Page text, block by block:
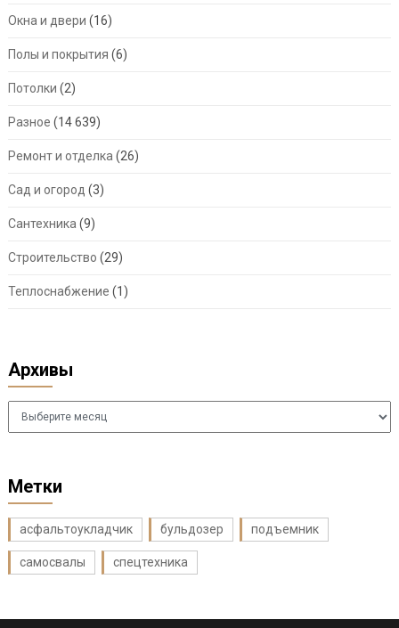
Окна и двери (16)
Полы и покрытия (6)
Потолки (2)
Разное (14 639)
Ремонт и отделка (26)
Сад и огород (3)
Сантехника (9)
Строительство (29)
Теплоснабжение (1)
Архивы
Архивы
Метки
асфальтоукладчик бульдозер подъемник
самосвалы спецтехника